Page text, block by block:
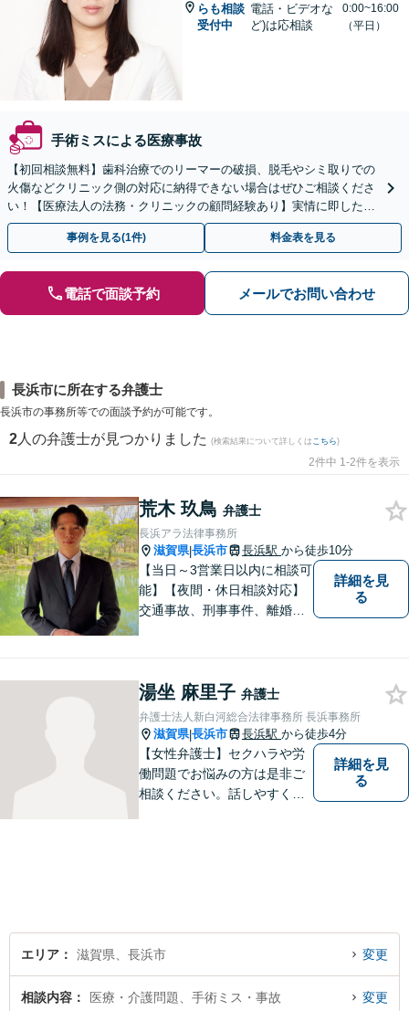
らも相談
受付中
電話・ビデオな
ど)は応相談
0:00~16:00
（平日）
手術ミスによる医療事故
【初回相談無料】歯科治療でのリーマーの破損、脱毛やシミ取りでの
火傷などクリニック側の対応に納得できない場合はぜひご相談くださ
い！【医療法人の法務・クリニックの顧問経験あり】実情に即したア
ドバイスで、納得のできるトラブルの解決を目指します。
事例を見る(1件) 料金表を見る
電話で面談予約 メールでお問い合わせ
長浜市に所在する弁護士
長浜市の事務所等での面談予約が可能です。
2 人の弁護士が見つかりました (検索結果について詳しくは こちら)
2件中 1-2件を表示
荒木 玖鳥 弁護士
長浜アラ法律事務所
滋賀県|長浜市 長浜駅 から徒歩10分
【当日～3営業日以内に相談可
能】【夜間・休日相談対応】
交通事故、刑事事件、離婚・
詳細を見
る
湯坐 麻里子 弁護士
弁護士法人新白河総合法律事務所 長浜事務所
滋賀県|長浜市 長浜駅 から徒歩4分
【女性弁護士】セクハラや労
働問題でお悩みの方は是非ご
相談ください。話しやすく相
詳細を見
る
エリア 滋賀県、長浜市 変更
相談内容 医療・介護問題、手術ミス・事故 変更